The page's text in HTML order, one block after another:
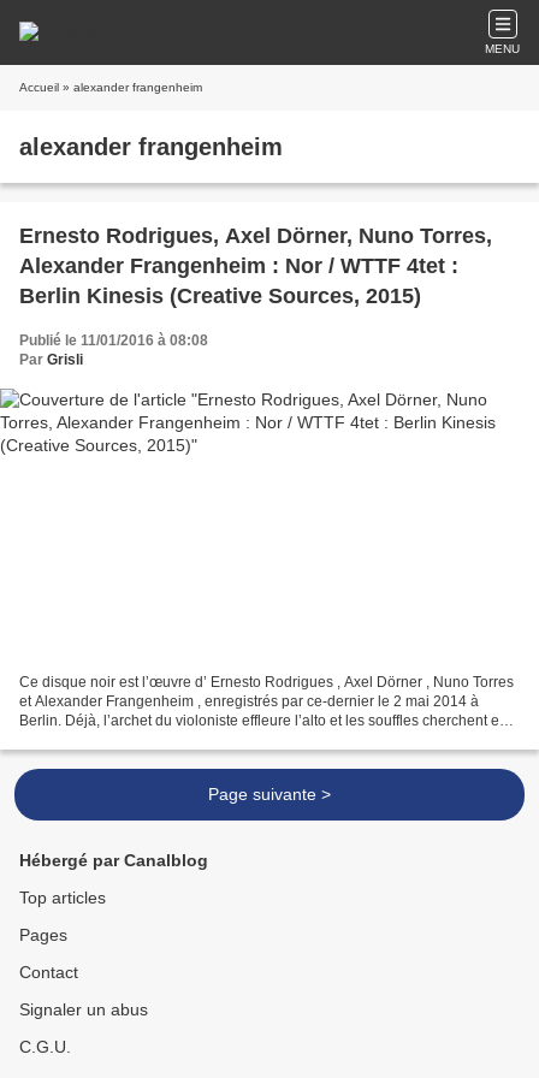
MENU
Accueil » alexander frangenheim
alexander frangenheim
Ernesto Rodrigues, Axel Dörner, Nuno Torres,
Alexander Frangenheim : Nor / WTTF 4tet :
Berlin Kinesis (Creative Sources, 2015)
Publié le 11/01/2016 à 08:08
Par Grisli
Ce disque noir est l’œuvre d’ Ernesto Rodrigues , Axel Dörner , Nuno Torres
et Alexander Frangenheim , enregistrés par ce-dernier le 2 mai 2014 à
Berlin. Déjà, l’archet du violoniste effleure l’alto et les souffles cherchent en
Page suivante >
Hébergé par Canalblog
Top articles
Pages
Contact
Signaler un abus
C.G.U.